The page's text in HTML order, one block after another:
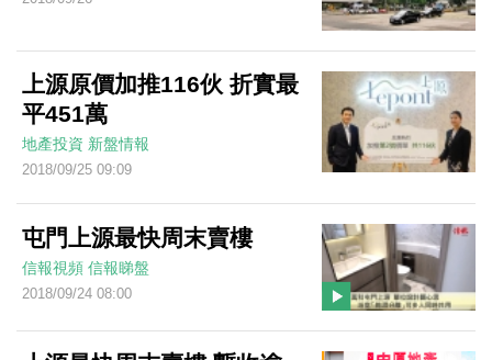
上源原價加推116伙 折實最
平451萬
地產投資 新盤情報
2018/09/25 09:09
屯門上源最快周末賣樓
信報視頻 信報睇盤
2018/09/24 08:00